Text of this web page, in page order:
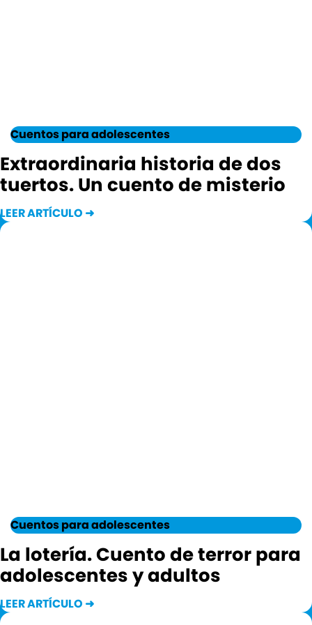
Cuentos para adolescentes
Extraordinaria historia de dos
tuertos. Un cuento de misterio
LEER ARTÍCULO ➜
Cuentos para adolescentes
La lotería. Cuento de terror para
adolescentes y adultos
LEER ARTÍCULO ➜